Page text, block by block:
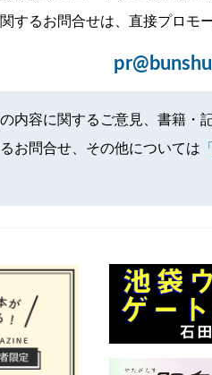
するお問合せは、直接プロモ
内容に関するご意見、書籍・
お問合せ、その他については